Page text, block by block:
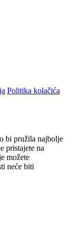
Politika kolačića
bi pružila najbolje
pristajete na
možete
neće biti